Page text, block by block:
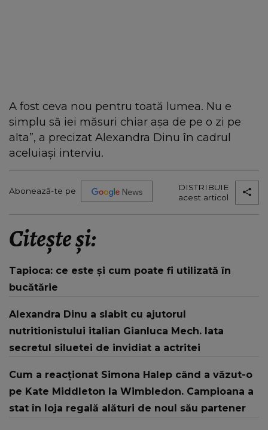
A fost ceva nou pentru toată lumea. Nu e
simplu să iei măsuri chiar așa de pe o zi pe
alta”, a precizat Alexandra Dinu în cadrul
aceluiași interviu.
Abonează-te pe
DISTRIBUIE
acest articol
Citește și:
Tapioca: ce este și cum poate fi utilizată în
bucătărie
Alexandra Dinu a slabit cu ajutorul
nutritionistului italian Gianluca Mech. Iata
secretul siluetei de invidiat a actritei
Cum a reacționat Simona Halep când a văzut-o
pe Kate Middleton la Wimbledon. Campioana a
stat în loja regală alături de noul său partener